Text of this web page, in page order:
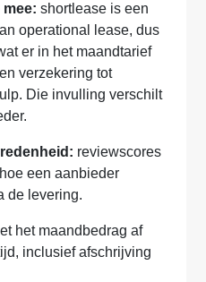
shortlease is een
operational lease, dus
er in het maandtarief
verzekering tot
Die invulling verschilt
reviewscores
een aanbieder
de levering.
het maandbedrag af
inclusief afschrijving